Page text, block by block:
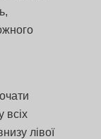
всіх
лівої